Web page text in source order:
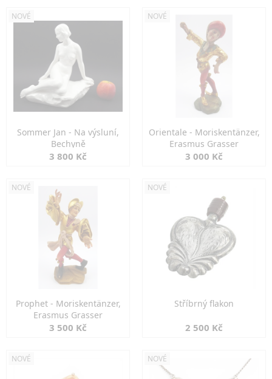
NOVÉ
Sommer Jan - Na výsluní,
Bechyně
3 800 Kč
NOVÉ
Orientale - Moriskentänzer,
Erasmus Grasser
3 000 Kč
NOVÉ
Prophet - Moriskentänzer,
Erasmus Grasser
3 500 Kč
NOVÉ
Stříbrný flakon
2 500 Kč
NOVÉ NOVÉ